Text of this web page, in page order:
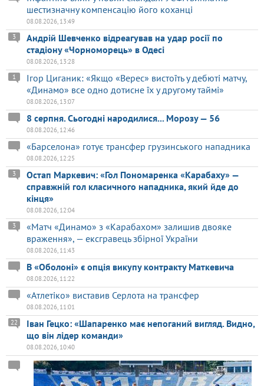
шестизначну компенсацію його коханці
08.08.2026, 13:49
Андрій Шевченко відреагував на удар росії по
стадіону «Чорноморець» в Одесі
3
08.08.2026, 13:28
Ігор Циганик: «Якщо «Верес» вистоїть у дебюті матчу,
«Динамо» все одно дотисне їх у другому таймі»
1
08.08.2026, 13:07
8 серпня. Сьогодні народилися... Морозу — 56
08.08.2026, 12:46
«Барселона» готує трансфер грузинського нападника
08.08.2026, 12:25
Остап Маркевич: «Гол Пономаренка «Карабаху» —
справжній гол класичного нападника, який йде до
кінця»
3
08.08.2026, 12:04
«Матч «Динамо» з «Карабахом» залишив двояке
враження», — ексгравець збірної України
3
08.08.2026, 11:43
В «Оболоні» є опція викупу контракту Маткевича
08.08.2026, 11:22
«Атлетіко» виставив Серлота на трансфер
08.08.2026, 11:01
Іван Гецко: «Шапаренко має непоганий вигляд. Видно,
що він лідер команди»
22
08.08.2026, 10:40